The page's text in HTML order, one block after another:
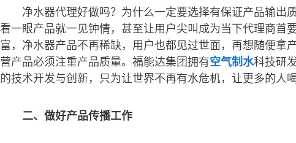
净水器代理好做吗？为什么一定要选择有保证产品输出
看一眼产品就一见钟情，甚至让用户尖叫成为当下代理商首
富，净水器产品不再稀缺，用户也都见过世面，再想随便拿
营产品必须注重产品质量。福能达集团拥有空气制水科技研
的技术开发与创新，只为让世界不再有水危机，让更多的人
二、做好产品传播工作